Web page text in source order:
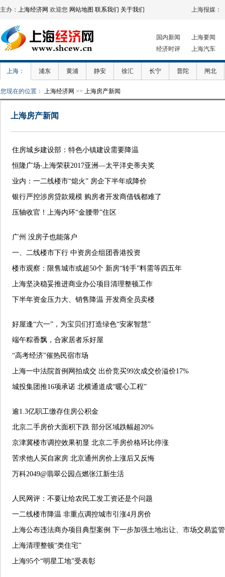
主办： 上海经济网 欢迎您 网站地图 联系我们 关于我们 上海报媒：
上海要闻
国内新闻
上海汽车
经济时评
上海： 浦东 黄浦 静安 徐汇 长宁 普陀 闸北
您现在的位置： 上海经济网 >> 上海房产新闻
上海房产新闻
住房城乡建设部：特色小镇建设需要降温
恒隆广场‧上海荣获2017亚洲—太平洋史蒂夫奖
业内：一二线楼市“熄火” 房企下半年或降价
银行严控涉房贷款规模 购房者开发商借钱都难了
压轴收官！上海内环“金腰带”住区
广州 没房子也能落户
一、二线楼市下行 中资房企组团香港投资
楼市观察：限售城市或超50个 新房“转手”料需等四五年
上海坚决稳妥推进商业办公项目清理整顿工作
下半年资金压力大、销售降温 开发商全员卖楼
好屋逢“六一”，为宝贝们打造绿色“安家智慧”
端午粽香飘，合家居者乐好屋
“高考经济”催热民宿市场
上海一中法院首例网拍成交 出价竞买99次成交价溢价17%
城投集团推16项承诺 北横通道成“暖心工程”
逾1.3亿职工缴存住房公积金
北京二手房价大面积下跌 部分区域跌幅超20%
京津冀楼市调控效果初显 北京二手房价格环比停涨
苦求他人买自家房 北京通州房价上涨后又反悔
万科2049@翡翠公园点燃张江新生活
人民网评：不要让给农民工发工资还是个问题
一二线楼市降温 非重点调控城市引涨4月房价
上海公布违法商办项目典型案例 下一步加强土地出让、市场交易监管
上海清理整顿“类住宅”
上海95个“明星工地”受表彰